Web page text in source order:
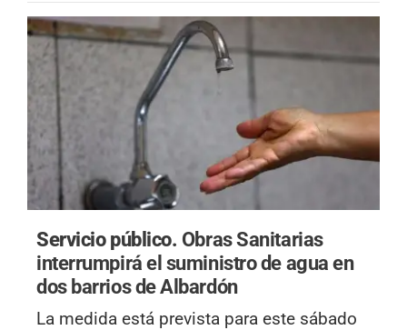
Servicio público. Obras Sanitarias
interrumpirá el suministro de agua en
dos barrios de Albardón
La medida está prevista para este sábado